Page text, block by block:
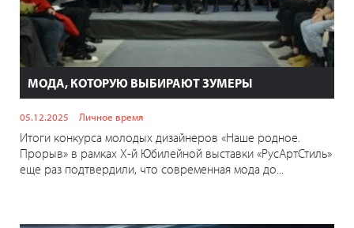
МОДА, КОТОРУЮ ВЫБИРАЮТ ЗУМЕРЫ
05.12.2025 Личное время
Итоги конкурса молодых дизайнеров «Наше родное.
Прорыв» в рамках Х-й Юбилейной выставки «РусАртСтиль»
еще раз подтвердили, что современная мода до...